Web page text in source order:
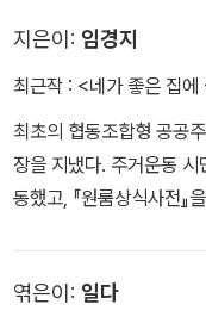
지은이: 임경지
최근작 : <네가 좋은 집에
최초의 협동조합형 공공
장을 지냈다. 주거운동
동했고, 『원룸상식사전
엮은이: 일다